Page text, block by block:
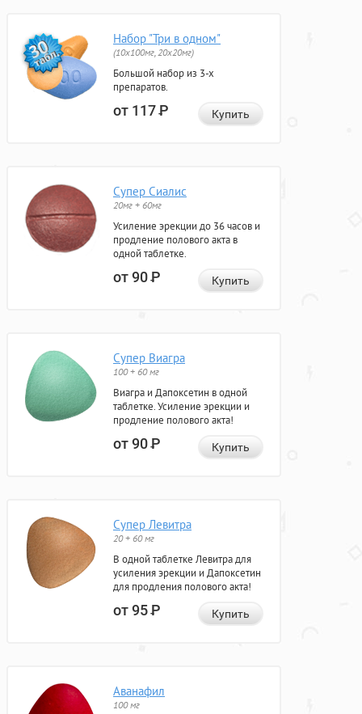
Набор "Три в одном"
(10x100мг, 20x20мг)
Большой набор из 3-х
препаратов.
от 117Р Купить
Супер Сиалис
20мг + 60мг
Усиление эрекции до 36 часов и
продление полового акта в
одной таблетке.
от 90Р Купить
Супер Виагра
100 + 60 мг
Виагра и Дапоксетин в одной
таблетке. Усиление эрекции и
продление полового акта!
от 90Р Купить
Супер Левитра
20 + 60 мг
В одной таблетке Левитра для
усиления эрекции и Дапоксетин
для продления полового акта!
от 95Р Купить
Аванафил
100 мг